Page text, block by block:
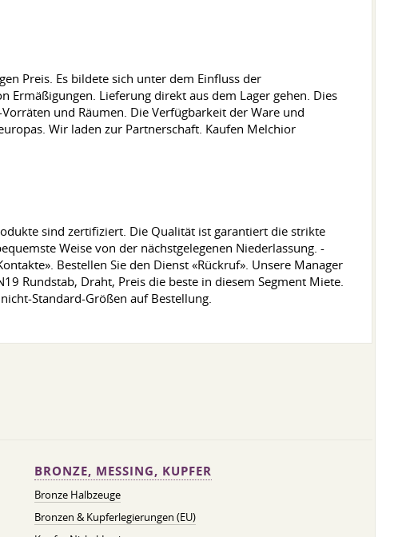
Preis. Es bildete sich unter dem Einfluss der
Lieferung direkt aus dem Lager gehen. Dies
und Räumen. Die Verfügbarkeit der Ware und
Wir laden zur Partnerschaft. Kaufen Melchior
sind zertifiziert. Die Qualität ist garantiert die strikte
Weise von der nächstgelegenen Niederlassung. -
Bestellen Sie den Dienst «Rückruf». Unsere Manager
Rundstab, Draht, Preis die beste in diesem Segment Miete.
Standard-Größen auf Bestellung.
BRONZE, MESSING, KUPFER
Bronze Halbzeuge
Bronzen & Kupferlegierungen (EU)